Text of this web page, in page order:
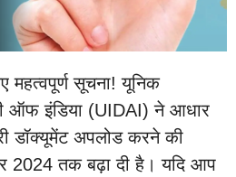
महत्वपूर्ण सूचना! यूनिक
ऑफ इंडिया (UIDAI) ने आधार
डॉक्यूमेंट अपलोड करने की
2024 तक बढ़ा दी है। यदि आप